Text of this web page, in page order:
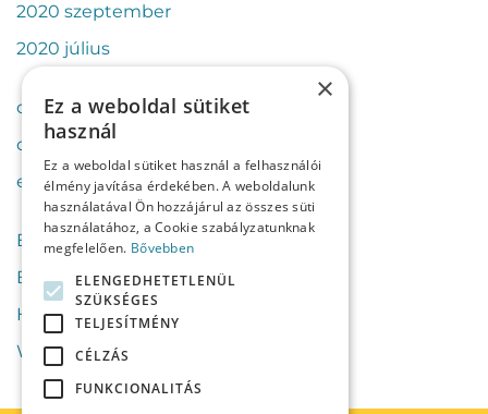
2020 szeptember
2020 július
cikkek
csapat
esettanulmányok
Bejelentkezés
Bejegyzések hírcsatorna
Hozzászólások hírcsatorna
WordPress Magyarország
×
Ez a weboldal sütiket
használ
Ez a weboldal sütiket használ a felhasználói
élmény javítása érdekében. A weboldalunk
használatával Ön hozzájárul az összes süti
használatához, a Cookie szabályzatunknak
megfelelően. Bővebben
ELENGEDHETETLENÜL
SZÜKSÉGES
TELJESÍTMÉNY
CÉLZÁS
FUNKCIONALITÁS